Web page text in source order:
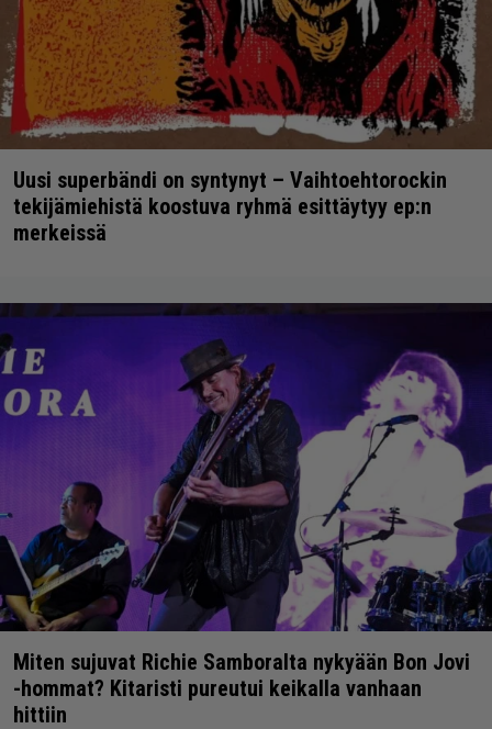
Uusi superbändi on syntynyt – Vaihtoehtorockin
tekijämiehistä koostuva ryhmä esittäytyy ep:n
merkeissä
Miten sujuvat Richie Samboralta nykyään Bon Jovi
-hommat? Kitaristi pureutui keikalla vanhaan
hittiin